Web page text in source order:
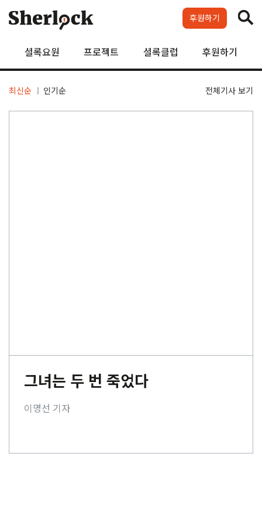
content
셜록요원 프로젝트 셜록클럽 후원하기
후원하기
최신순 인기순 전체기사 보기
그녀는 두 번 죽었다
이명선 기자